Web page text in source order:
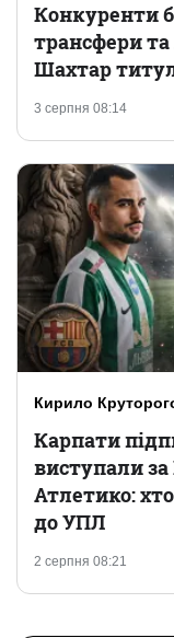
3 серпня 08:14
Конкуренти
трансфери та
Шахтар
Кирило
2 серпня 08:21
Карпати
виступали
Атлетико:
до УПЛ